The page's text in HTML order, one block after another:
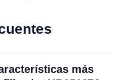
más